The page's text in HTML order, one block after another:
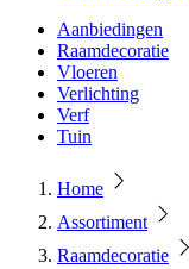
Aanbiedingen
Raamdecoratie
Vloeren
Verlichting
Verf
Tuin
Home
Assortiment
Raamdecoratie